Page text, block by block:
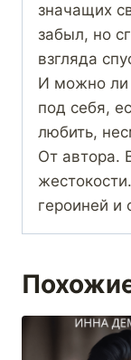
значащих
забыл, но
взгляда
И можно ли
под себя,
любить,
От автора.
героиней и